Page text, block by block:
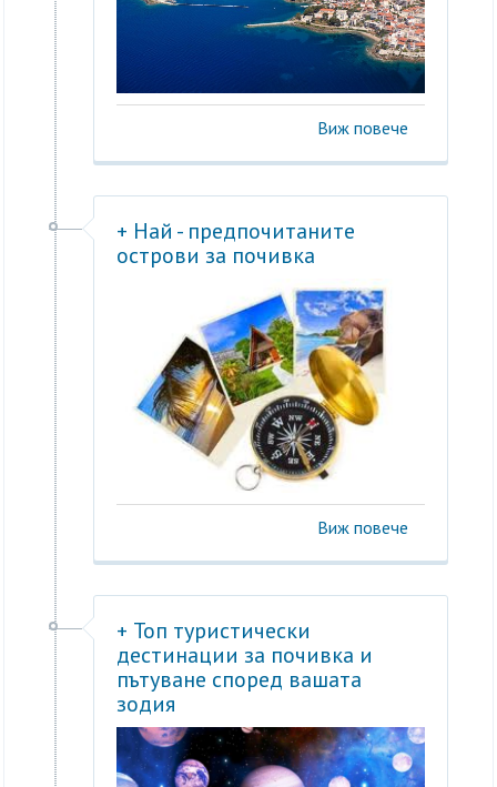
Виж повече
+ Най - предпочитаните
острови за почивка
Виж повече
+ Топ туристически
дестинации за почивка и
пътуване според вашата
зодия